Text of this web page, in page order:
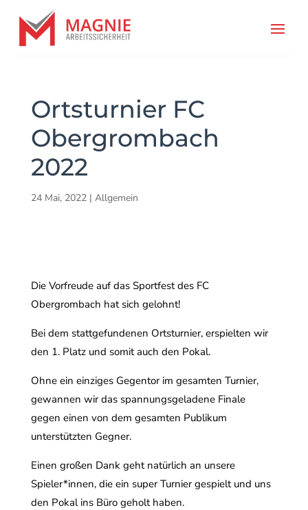
Ortsturnier FC
Obergrombach
2022
24 Mai, 2022| Allgemein
Die Vorfreude auf das Sportfest des FC
Obergrombach hat sich gelohnt!
Bei dem stattgefundenen Ortsturnier, erspielten wir
den 1. Platz und somit auch den Pokal.
Ohne ein einziges Gegentor im gesamten Turnier,
gewannen wir das spannungsgeladene Finale
gegen einen von dem gesamten Publikum
unterstützten Gegner.
Einen großen Dank geht natürlich an unsere
Spieler*innen, die ein super Turnier gespielt und uns
den Pokal ins Büro geholt haben.